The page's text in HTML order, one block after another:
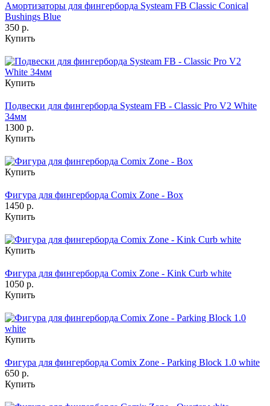
Амортизаторы для фингерборда Systeam FB Classic Conical
Bushings Blue
350 р.
Купить
Купить
Подвески для фингерборда Systeam FB - Classic Pro V2 White
34мм
1300 р.
Купить
Купить
Фигура для фингерборда Comix Zone - Box
1450 р.
Купить
Купить
Фигура для фингерборда Comix Zone - Kink Curb white
1050 р.
Купить
Купить
Фигура для фингерборда Comix Zone - Parking Block 1.0 white
650 р.
Купить